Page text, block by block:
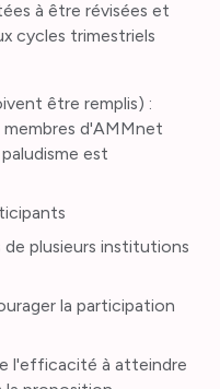
à être révisées et
cycles trimestriels
être remplis) :
membres d'AMMnet
est
plusieurs institutions
la participation
l'efficacité à atteindre